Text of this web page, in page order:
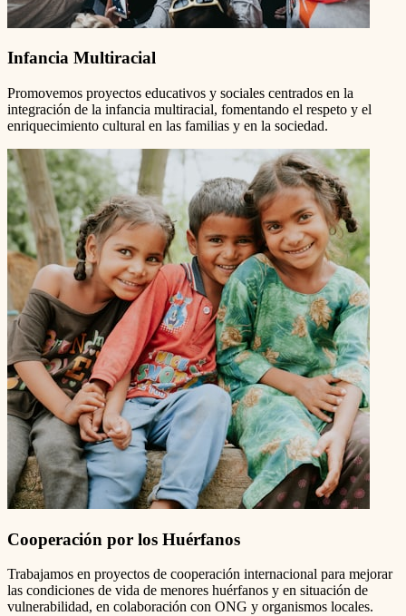
Infancia Multiracial
Promovemos proyectos educativos y sociales centrados en la
integración de la infancia multiracial, fomentando el respeto y el
enriquecimiento cultural en las familias y en la sociedad.
Cooperación por los Huérfanos
Trabajamos en proyectos de cooperación internacional para mejorar
las condiciones de vida de menores huérfanos y en situación de
vulnerabilidad, en colaboración con ONG y organismos locales.